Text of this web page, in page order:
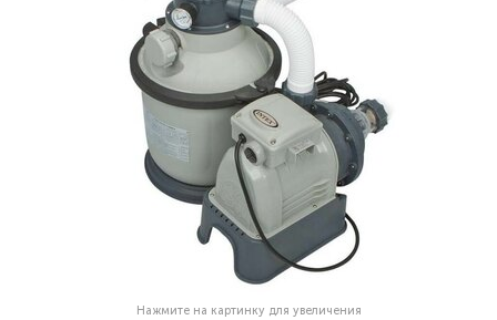
Нажмите на картинку для увеличения